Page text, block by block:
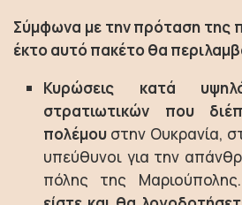
Σύμφωνα με την πρόταση της
έκτο αυτό πακέτο θα
Κυρώσεις κατά
στρατιωτικών που
πολέμου στην Ουκρανία,
υπεύθυνοι για την
πόλης της